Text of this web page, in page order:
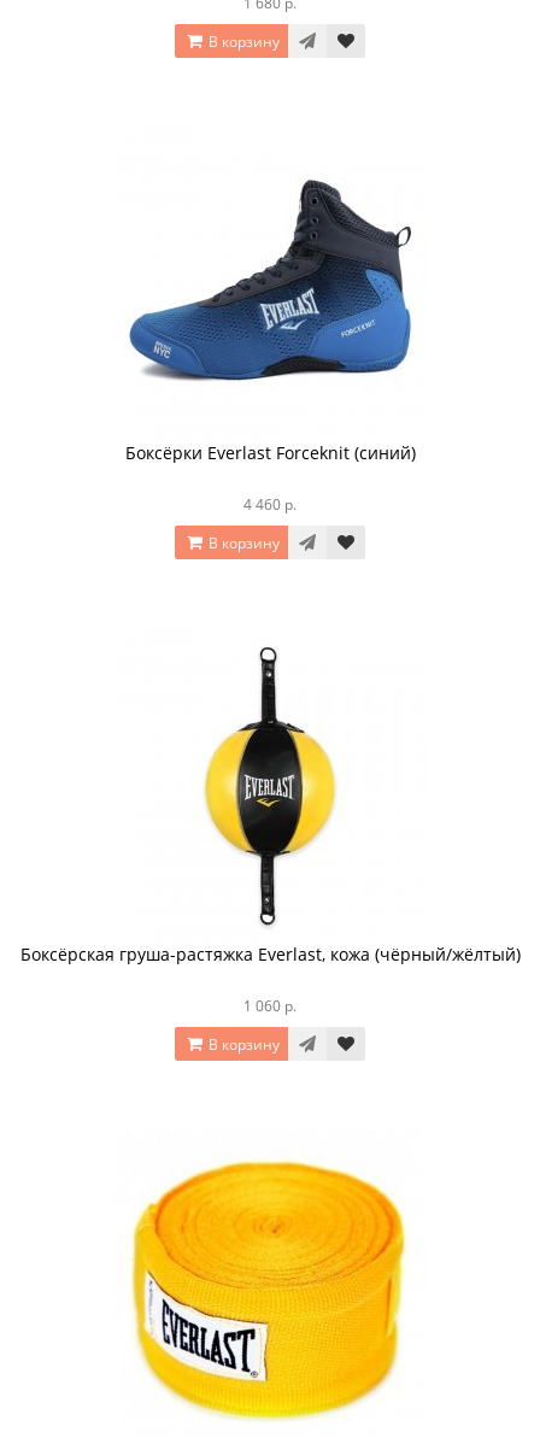
В корзину
Боксёрки Everlast Forceknit (синий)
4 460 р.
В корзину
Боксёрская груша-растяжка Everlast, кожа (чёрный/жёлтый)
1 060 р.
В корзину